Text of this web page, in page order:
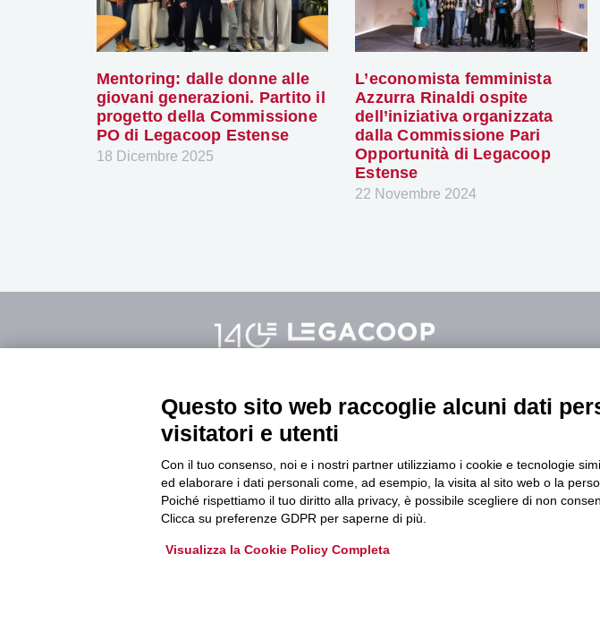
Mentoring: dalle donne alle
giovani generazioni. Partito il
progetto della Commissione
PO di Legacoop Estense
18 Dicembre 2025
L’economista femminista
Azzurra Rinaldi ospite
dell’iniziativa organizzata
dalla Commissione Pari
Opportunità di Legacoop
Estense
22 Novembre 2024
Sede legale Modena
info@legacoopestense.coop
Sede di Ferrara
44121 Ferrara
Tel. 0532.761307
Questo sito web raccoglie alcuni dati
visitatori e utenti
Con il tuo consenso, noi e i nostri partner utilizziamo i cookie e tecnologie
ed elaborare i dati personali come, ad esempio, la visita al sito web o la
Poiché rispettiamo il tuo diritto alla privacy, è possibile scegliere di non
Clicca su preferenze GDPR per saperne di più.
Visualizza la Cookie Policy Completa